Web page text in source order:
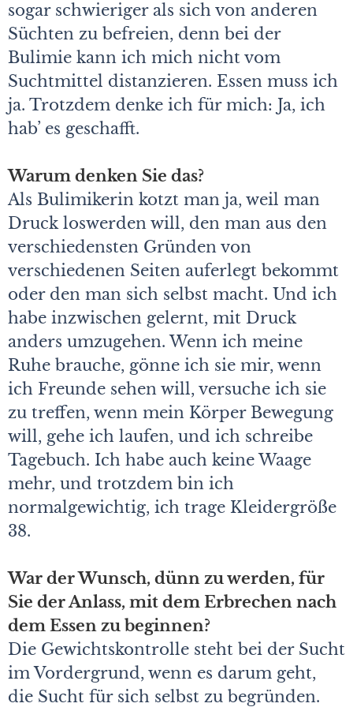
sogar schwieriger als sich von anderen
Süchten zu befreien, denn bei der
Bulimie kann ich mich nicht vom
Suchtmittel distanzieren. Essen muss ich
ja. Trotzdem denke ich für mich: Ja, ich
hab’ es geschafft.
Warum denken Sie das?
Als Bulimikerin kotzt man ja, weil man
Druck loswerden will, den man aus den
verschiedensten Gründen von
verschiedenen Seiten auferlegt bekommt
oder den man sich selbst macht. Und ich
habe inzwischen gelernt, mit Druck
anders umzugehen. Wenn ich meine
Ruhe brauche, gönne ich sie mir, wenn
ich Freunde sehen will, versuche ich sie
zu treffen, wenn mein Körper Bewegung
will, gehe ich laufen, und ich schreibe
Tagebuch. Ich habe auch keine Waage
mehr, und trotzdem bin ich
normalgewichtig, ich trage Kleidergröße
38.
War der Wunsch, dünn zu werden, für
Sie der Anlass, mit dem Erbrechen nach
dem Essen zu beginnen?
Die Gewichtskontrolle steht bei der Sucht
im Vordergrund, wenn es darum geht,
die Sucht für sich selbst zu begründen.